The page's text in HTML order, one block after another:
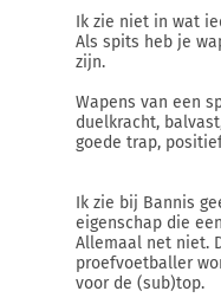
Ik zie niet in wat
Als spits heb je
zijn.
Wapens van een
duelkracht,
goede trap,
Ik zie bij Bannis
eigenschap die
Allemaal net niet.
proefvoetballer
voor de (sub)top.